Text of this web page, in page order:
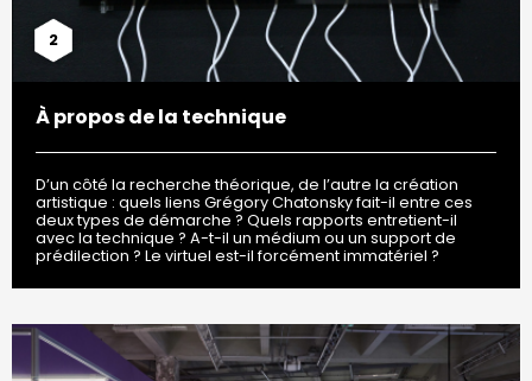
2
À propos de la technique
D’un côté la recherche théorique, de l’autre la création
artistique : quels liens Grégory Chatonsky fait-il entre ces
deux types de démarche ? Quels rapports entretient-il
avec la technique ? A-t-il un médium ou un support de
prédilection ? Le virtuel est-il forcément immatériel ?